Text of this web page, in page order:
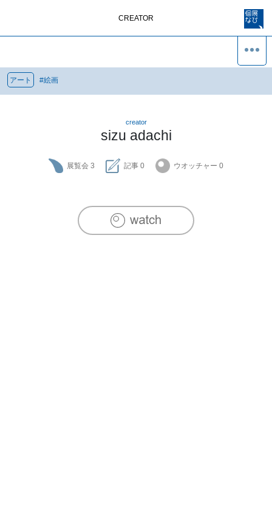
CREATOR
アート #絵画
creator
sizu adachi
展覧会 3 記事 0 ウオッチャー 0